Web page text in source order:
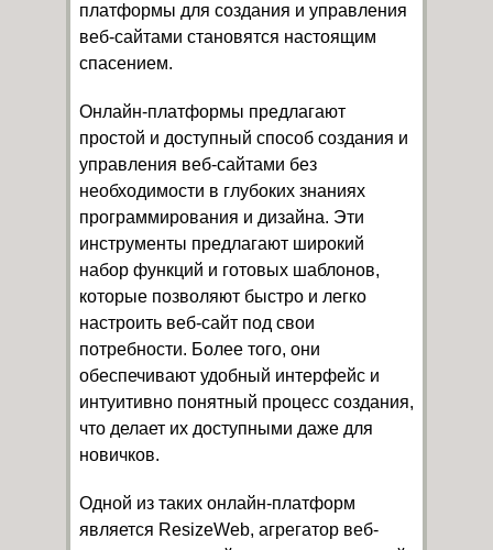
платформы для создания и управления
веб-сайтами становятся настоящим
спасением.
Онлайн-платформы предлагают
простой и доступный способ создания и
управления веб-сайтами без
необходимости в глубоких знаниях
программирования и дизайна. Эти
инструменты предлагают широкий
набор функций и готовых шаблонов,
которые позволяют быстро и легко
настроить веб-сайт под свои
потребности. Более того, они
обеспечивают удобный интерфейс и
интуитивно понятный процесс создания,
что делает их доступными даже для
новичков.
Одной из таких онлайн-платформ
является ResizeWeb, агрегатор веб-